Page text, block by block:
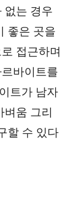
없는 경우
좋은 곳을
접근하며
바이트를
트가 남자
벼움 그리
할 수 있다